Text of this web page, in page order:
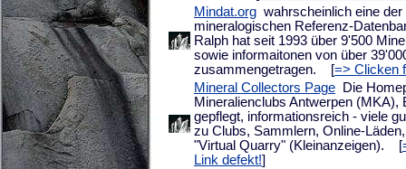
Mindat.org wahrscheinlich eine
mineralogischen Referenz-
Ralph hat seit 1993 über 9'500
sowie informaitonen von über
zusammengetragen.
[=> Clicken
Mineral Collectors Page Die
Mineralienclubs Antwerpen (MKA),
gepflegt, informationsreich - viele
zu Clubs, Sammlern, Online-
"Virtual Quarry" (Kleinanzeigen).
[
Link defekt!]